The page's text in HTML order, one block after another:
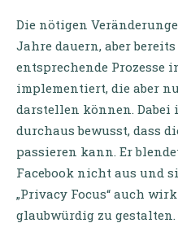
Die nötigen
Jahre dauern, aber
entsprechende Prozesse
implementiert, die aber
darstellen können. Dabei
durchaus bewusst, dass
passieren kann. Er
Facebook nicht aus und
„Privacy Focus“ auch
glaubwürdig zu gestalten.